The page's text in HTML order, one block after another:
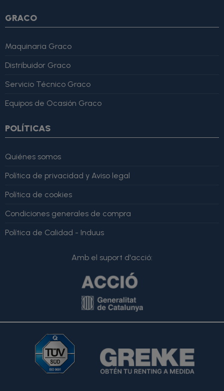
GRACO
Maquinaria Graco
Distribuidor Graco
Servicio Técnico Graco
Equipos de Ocasión Graco
POLÍTICAS
Quiénes somos
Política de privacidad y Aviso legal
Política de cookies
Condiciones generales de compra
Política de Calidad - Induus
Amb el suport d'acció: